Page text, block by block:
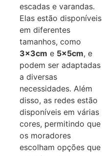
escadas e varandas.
Elas estão disponíveis
em diferentes
tamanhos, como
3x3cm e 5x5cm, e
podem ser adaptadas
a diversas
necessidades. Além
disso, as redes estão
disponíveis em várias
cores, permitindo que
os moradores
escolham opções que